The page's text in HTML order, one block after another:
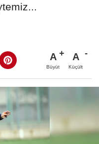
A
Büyüt
A
Küçült